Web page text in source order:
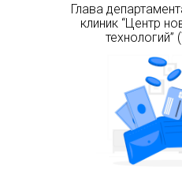
Глава
клиник “Центр
технологий”